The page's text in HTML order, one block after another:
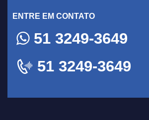
ENTRE EM CONTATO
51 3249-3649
51 3249-3649